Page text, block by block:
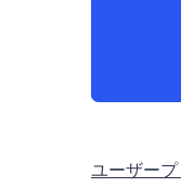
ユーザー